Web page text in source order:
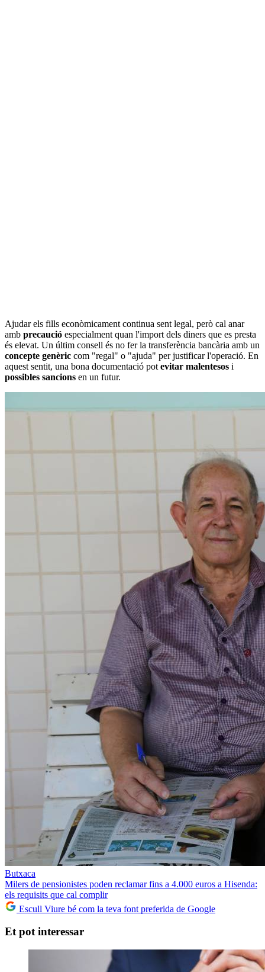
Ajudar els fills econòmicament continua sent legal, però cal anar
amb precaució especialment quan l'import dels diners que es presta
és elevat. Un últim consell és no fer la transferència bancària amb un
concepte genèric com "regal" o "ajuda" per justificar l'operació. En
aquest sentit, una bona documentació pot evitar malentesos i
possibles sancions en un futur.
Butxaca
Milers de pensionistes poden reclamar fins a 4.000 euros a Hisenda:
els requisits que cal complir
Escull Viure bé com la teva font preferida de Google
Et pot interessar